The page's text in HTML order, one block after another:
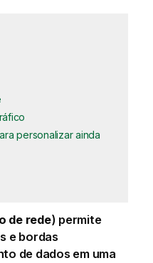
personalizar ainda
de rede) permite
e bordas
de dados em uma